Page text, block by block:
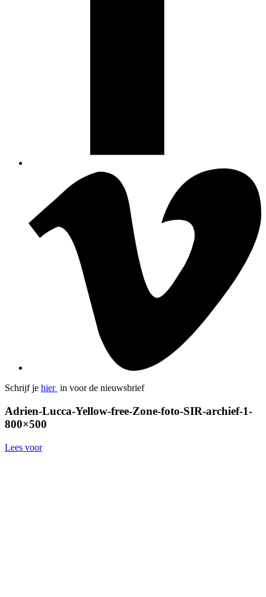
Schrijf je hier in voor de nieuwsbrief
Adrien-Lucca-Yellow-free-Zone-foto-SIR-archief-1-
800×500
Lees voor